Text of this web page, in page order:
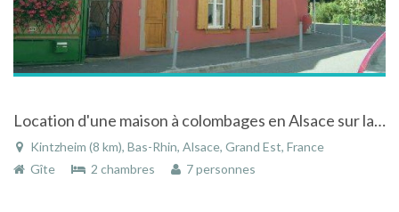
Location d'une maison à colombages en Alsace sur la route des vins au coeur du vignoble
Kintzheim (8 km), Bas-Rhin, Alsace, Grand Est, France
Gîte
2 chambres 7 personnes